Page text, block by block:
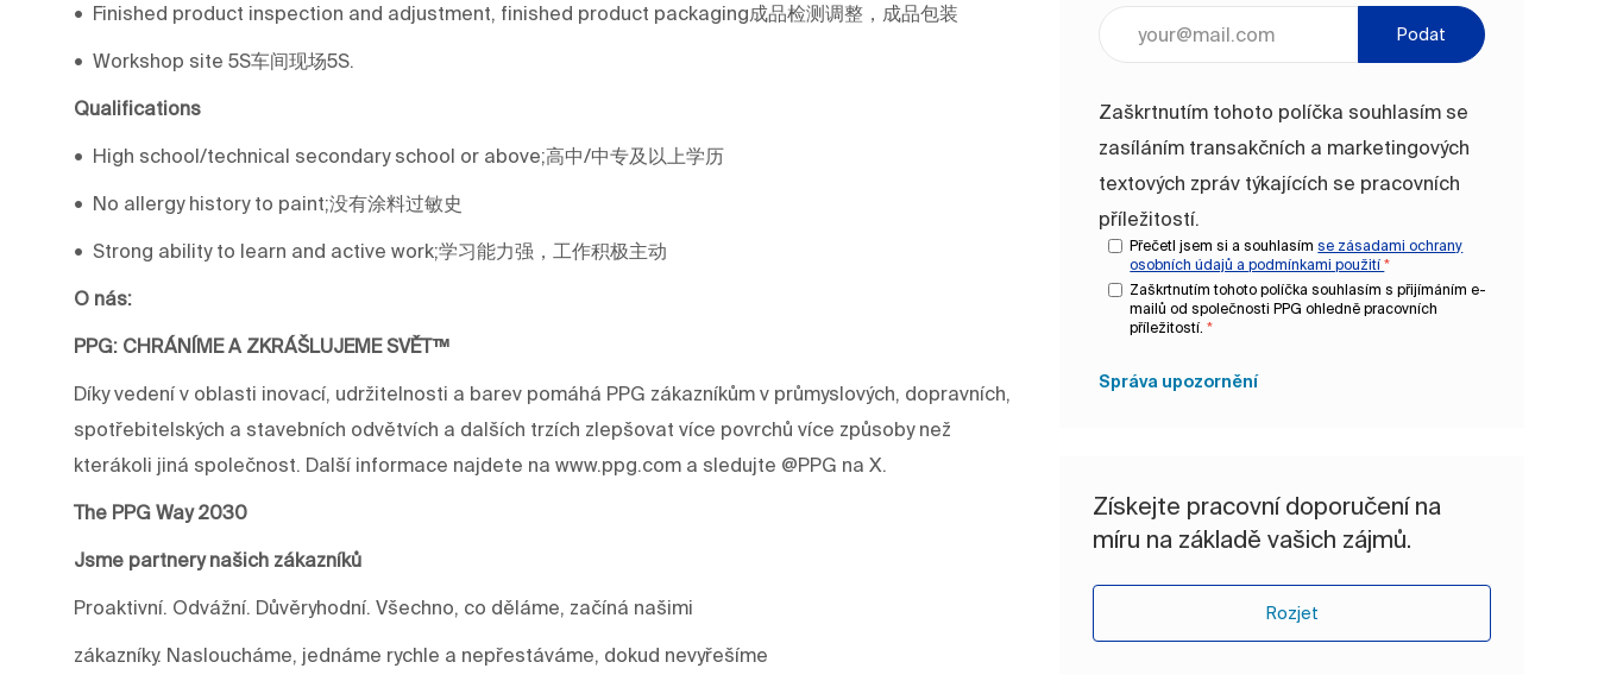
• Finished product inspection and adjustment, finished product packaging成品检测调整，成品包装
• Workshop site 5S车间现场5S.
Qualifications
• High school/technical secondary school or above;高中/中专及以上学历
• No allergy history to paint;没有涂料过敏史
• Strong ability to learn and active work;学习能力强，工作积极主动
O nás:
PPG: CHRÁNÍME A ZKRÁŠLUJEME SVĚT™
Díky vedení v oblasti inovací, udržitelnosti a barev pomáhá PPG zákazníkům v průmyslových, dopravních,
spotřebitelských a stavebních odvětvích a dalších trzích zlepšovat více povrchů více způsoby než
kterákoli jiná společnost. Další informace najdete na www.ppg.com a sledujte @PPG na X.
The PPG Way 2030
Jsme partnery našich zákazníků
Proaktivní. Odvážní. Důvěryhodní. Všechno, co děláme, začíná našimi
zákazníky. Nasloucháme, jednáme rychle a nepřestáváme, dokud nevyřešíme
Zaškrtnutím tohoto políčka souhlasím se
zasíláním transakčních a marketingových
textových zpráv týkajících se pracovních
příležitostí.
Přečetl jsem si a souhlasímse zásadami ochrany
osobních údajů apodmínkami použití*
Zaškrtnutím tohoto políčka souhlasím s přijímáním e-
mailů od společnosti PPG ohledně pracovních
příležitostí. *
Podat
Správa upozornění
Získejte pracovní doporučení na
míru na základě vašich zájmů.
Rozjet